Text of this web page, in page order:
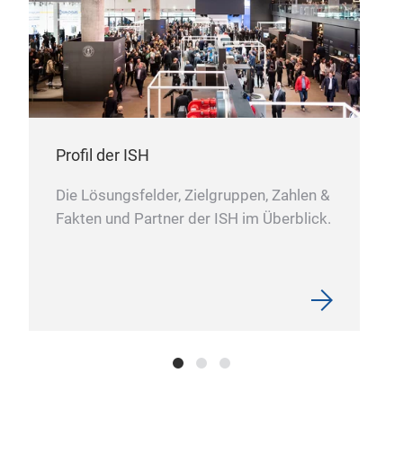
Profil der ISH
Die Lösungsfelder, Zielgruppen, Zahlen &
Fakten und Partner der ISH im Überblick.